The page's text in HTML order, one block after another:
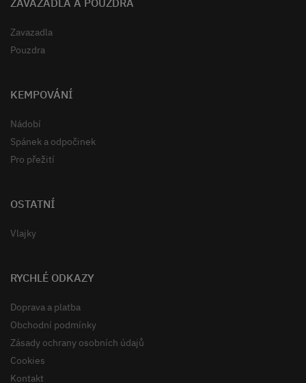
Zavazadla
Pouzdra
KEMPOVÁNÍ
Nádobí
Spánek a odpočinek
Pro přežití
OSTATNÍ
Vlajky
RYCHLÉ ODKAZY
Doprava a platba
Obchodní podmínky
Zásady ochrany osobních údajů
Cookies
Kontakt